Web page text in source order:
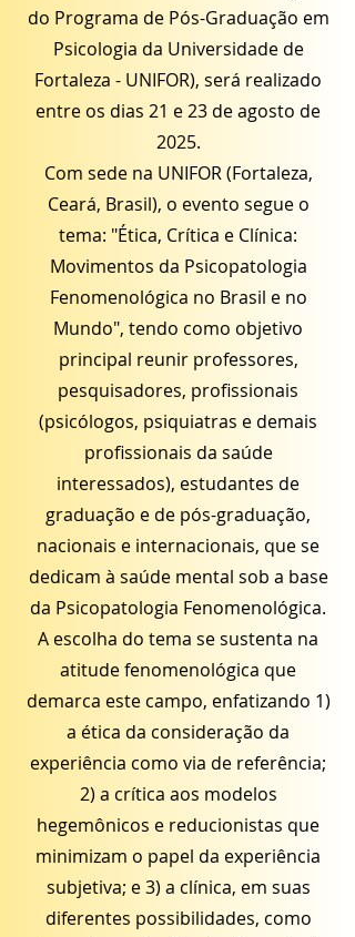
do Programa de Pós-Graduação em
Psicologia da Universidade de
Fortaleza - UNIFOR), será realizado
entre os dias 21 e 23 de agosto de
2025.
Com sede na UNIFOR (Fortaleza,
Ceará, Brasil), o evento segue o
tema: "Ética, Crítica e Clínica:
Movimentos da Psicopatologia
Fenomenológica no Brasil e no
Mundo", tendo como objetivo
principal reunir professores,
pesquisadores, profissionais
(psicólogos, psiquiatras e demais
profissionais da saúde
interessados), estudantes de
graduação e de pós-graduação,
nacionais e internacionais, que se
dedicam à saúde mental sob a base
da Psicopatologia Fenomenológica.
A escolha do tema se sustenta na
atitude fenomenológica que
demarca este campo, enfatizando 1)
a ética da consideração da
experiência como via de referência;
2) a crítica aos modelos
hegemônicos e reducionistas que
minimizam o papel da experiência
subjetiva; e 3) a clínica, em suas
diferentes possibilidades, como